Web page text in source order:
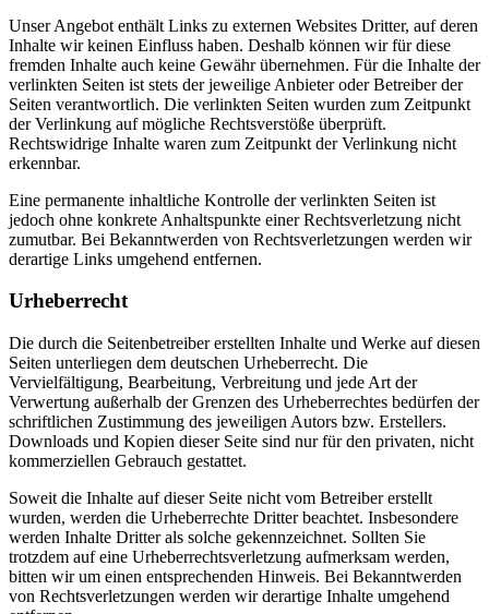
Unser Angebot enthält Links zu externen Websites Dritter, auf deren
Inhalte wir keinen Einfluss haben. Deshalb können wir für diese
fremden Inhalte auch keine Gewähr übernehmen. Für die Inhalte der
verlinkten Seiten ist stets der jeweilige Anbieter oder Betreiber der
Seiten verantwortlich. Die verlinkten Seiten wurden zum Zeitpunkt
der Verlinkung auf mögliche Rechtsverstöße überprüft.
Rechtswidrige Inhalte waren zum Zeitpunkt der Verlinkung nicht
erkennbar.
Eine permanente inhaltliche Kontrolle der verlinkten Seiten ist
jedoch ohne konkrete Anhaltspunkte einer Rechtsverletzung nicht
zumutbar. Bei Bekanntwerden von Rechtsverletzungen werden wir
derartige Links umgehend entfernen.
Urheberrecht
Die durch die Seitenbetreiber erstellten Inhalte und Werke auf diesen
Seiten unterliegen dem deutschen Urheberrecht. Die
Vervielfältigung, Bearbeitung, Verbreitung und jede Art der
Verwertung außerhalb der Grenzen des Urheberrechtes bedürfen der
schriftlichen Zustimmung des jeweiligen Autors bzw. Erstellers.
Downloads und Kopien dieser Seite sind nur für den privaten, nicht
kommerziellen Gebrauch gestattet.
Soweit die Inhalte auf dieser Seite nicht vom Betreiber erstellt
wurden, werden die Urheberrechte Dritter beachtet. Insbesondere
werden Inhalte Dritter als solche gekennzeichnet. Sollten Sie
trotzdem auf eine Urheberrechtsverletzung aufmerksam werden,
bitten wir um einen entsprechenden Hinweis. Bei Bekanntwerden
von Rechtsverletzungen werden wir derartige Inhalte umgehend